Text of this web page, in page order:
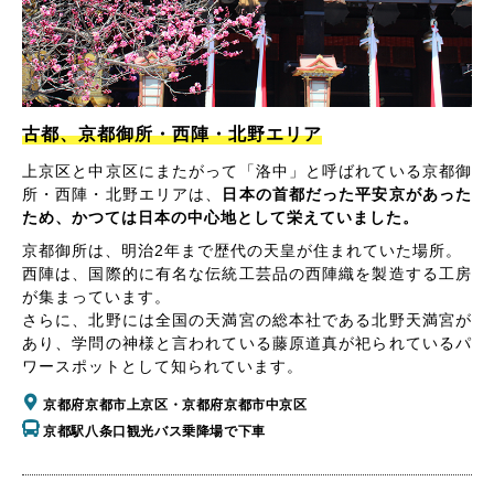
古都、京都御所・西陣・北野エリア
上京区と中京区にまたがって「洛中」と呼ばれている京都御
所・西陣・北野エリアは、
日本の首都だった平安京があった
ため、かつては日本の中心地として栄えていました。
京都御所は、明治2年まで歴代の天皇が住まれていた場所。
西陣は、国際的に有名な伝統工芸品の西陣織を製造する工房
が集まっています。
さらに、北野には全国の天満宮の総本社である北野天満宮が
あり、学問の神様と言われている藤原道真が祀られているパ
ワースポットとして知られています。
京都府京都市上京区・京都府京都市中京区
京都駅八条口観光バス乗降場で下車